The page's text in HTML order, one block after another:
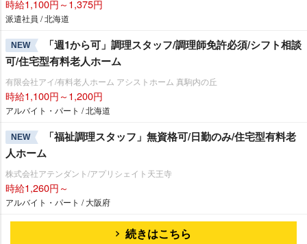
時給1,100円～1,375円
派遣社員 / 北海道
NEW
「週1から可」調理スタッフ/調理師免許必須/シフト相談
可/住宅型有料老人ホーム
有限会社アイ/有料老人ホーム アシストホーム 真駒内の丘
時給1,100円～1,200円
アルバイト・パート / 北海道
NEW
「福祉調理スタッフ」無資格可/日勤のみ/住宅型有料老
人ホーム
株式会社アテンダント/アプリシェイト天王寺
時給1,260円～
アルバイト・パート / 大阪府
続きはこちら